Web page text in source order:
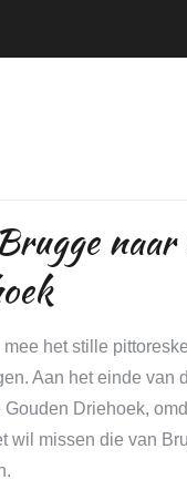
het stille
Aan het einde van
Driehoek,
wil missen die van